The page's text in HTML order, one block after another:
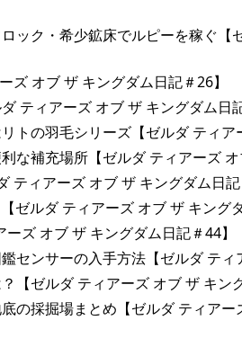
ック・希少鉱床でルピーを稼ぐ【
オブ ザ キングダム日記＃26】
ティアーズ オブ ザ キングダム日
トの羽毛シリーズ【ゼルダ ティア
な補充場所【ゼルダ ティアーズ オ
ィアーズ オブ ザ キングダム日記
ゼルダ ティアーズ オブ ザ キング
ズ オブ ザ キングダム日記＃44】
センサーの入手方法【ゼルダ ティ
【ゼルダ ティアーズ オブ ザ キン
の採掘場まとめ【ゼルダ ティアー